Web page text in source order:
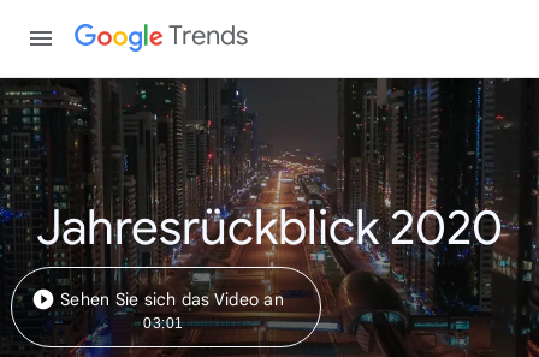
Trends
Jahresrückblick 2020
Sehen Sie sich das Video an
03:01